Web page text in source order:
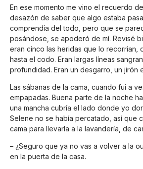
En ese momento me vino el recuerdo
desazón de saber que algo estaba
comprendía del todo, pero que se
posándose, se apoderó de mí. Revisé
eran cinco las heridas que lo recorrían,
hasta el codo. Eran largas líneas
profundidad. Eran un desgarro, un jirón
Las sábanas de la cama, cuando fui a
empapadas. Buena parte de la noche
una mancha cubría el lado donde yo
Selene no se había percatado, así que
cama para llevarla a la lavandería, de
– ¿Seguro que ya no vas a volver a la
en la puerta de la casa.